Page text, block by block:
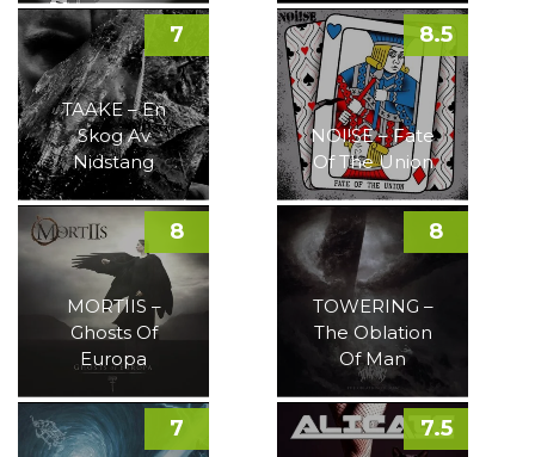
TAAKE – En
Skog Av
Nidstang
7
NOI!SE – Fate
Of The Union
8.5
MORTIIS –
Ghosts Of
Europa
8
TOWERING –
The Oblation
Of Man
8
7 7.5